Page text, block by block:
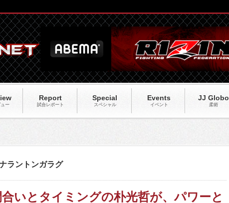
ー
Report
試合レポート
Special
スペシャル
Events
イベント
JJ Globo
柔術
ラントンガラグ
合いとタイミングの朴光哲が、パワーと